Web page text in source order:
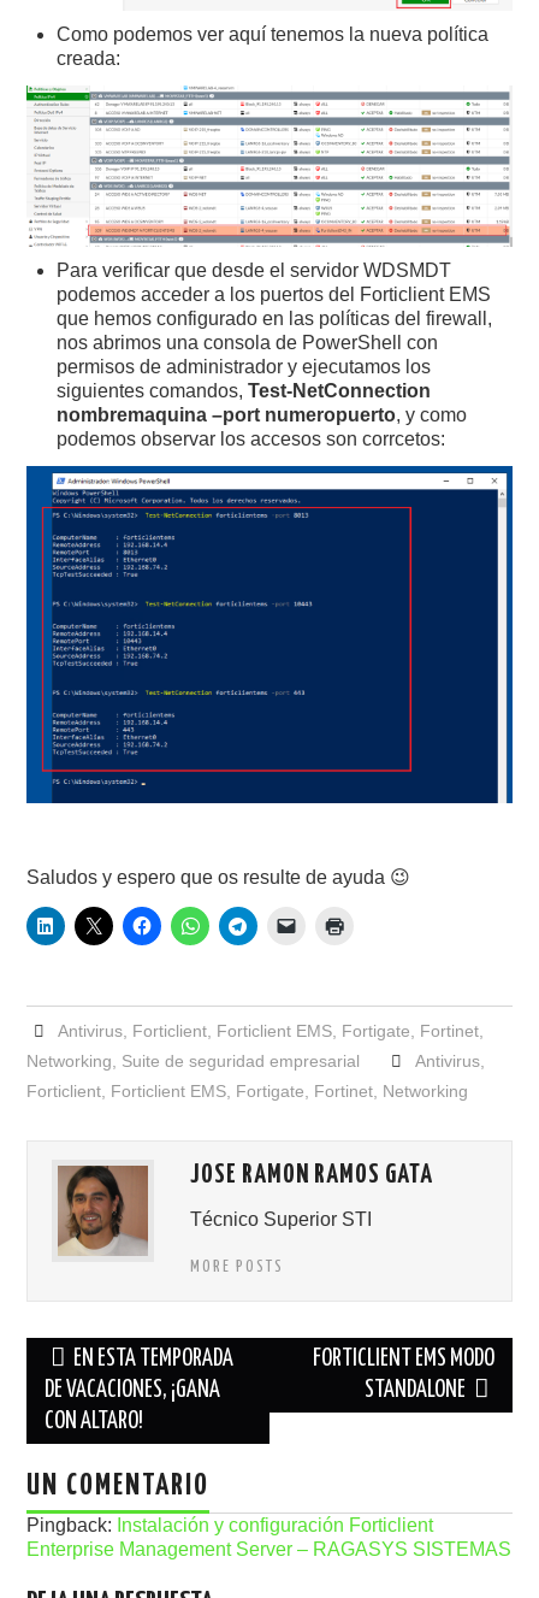
Como podemos ver aquí tenemos la nueva política
creada:
Para verificar que desde el servidor WDSMDT
podemos acceder a los puertos del Forticlient EMS
que hemos configurado en las políticas del firewall,
nos abrimos una consola de PowerShell con
permisos de administrador y ejecutamos los
siguientes comandos,Test-NetConnection
nombremaquina –port numeropuerto, y como
podemos observar los accesos son corrcetos:
Saludos y espero que os resulte de ayuda 😉
Antivirus, Forticlient, Forticlient EMS, Fortigate, Fortinet,
Networking, Suite de seguridad empresarial Antivirus,
Forticlient, Forticlient EMS, Fortigate, Fortinet, Networking
JOSE RAMON RAMOS GATA
Técnico Superior STI
MORE POSTS
Navegación
de
entradas
EN ESTA TEMPORADA
DE VACACIONES, ¡GANA
CON ALTARO!
FORTICLIENT EMS MODO
STANDALONE
UN COMENTARIO
Pingback: Instalación y configuración Forticlient
Enterprise Management Server – RAGASYS SISTEMAS